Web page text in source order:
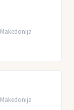
Makedonija
Makedonija